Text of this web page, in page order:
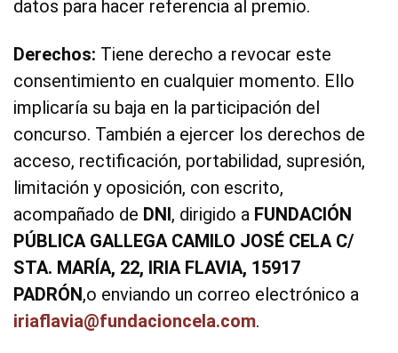
datos para hacer referencia al premio.
Derechos: Tiene derecho a revocar este
consentimiento en cualquier momento. Ello
implicaría su baja en la participación del
concurso. También a ejercer los derechos de
acceso, rectificación, portabilidad, supresión,
limitación y oposición, con escrito,
acompañado de DNI, dirigido a FUNDACIÓN
PÚBLICA GALLEGA CAMILO JOSÉ CELA C/
STA. MARÍA, 22, IRIA FLAVIA, 15917
PADRÓN,o enviando un correo electrónico a
iriaflavia@fundacioncela.com.